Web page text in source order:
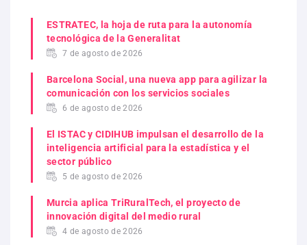
ESTRATEC, la hoja de ruta para la autonomía
tecnológica de la Generalitat
7 de agosto de 2026
Barcelona Social, una nueva app para agilizar la
comunicación con los servicios sociales
6 de agosto de 2026
El ISTAC y CIDIHUB impulsan el desarrollo de la
inteligencia artificial para la estadística y el
sector público
5 de agosto de 2026
Murcia aplica TriRuralTech, el proyecto de
innovación digital del medio rural
4 de agosto de 2026